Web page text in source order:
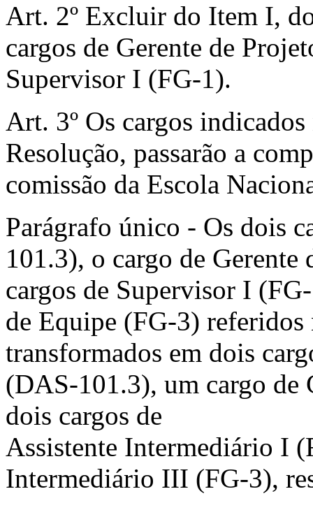
Art. 2º Excluir do Item I,
cargos de Gerente de
Supervisor I (FG-1).
Art. 3º Os cargos indicados
Resolução, passarão a
comissão da Escola
Parágrafo único - Os dois
101.3), o cargo de
cargos de Supervisor I
de Equipe (FG-3)
transformados em dois
(DAS-101.3), um cargo
dois cargos de
Assistente Intermediário I
Intermediário III (FG-3),